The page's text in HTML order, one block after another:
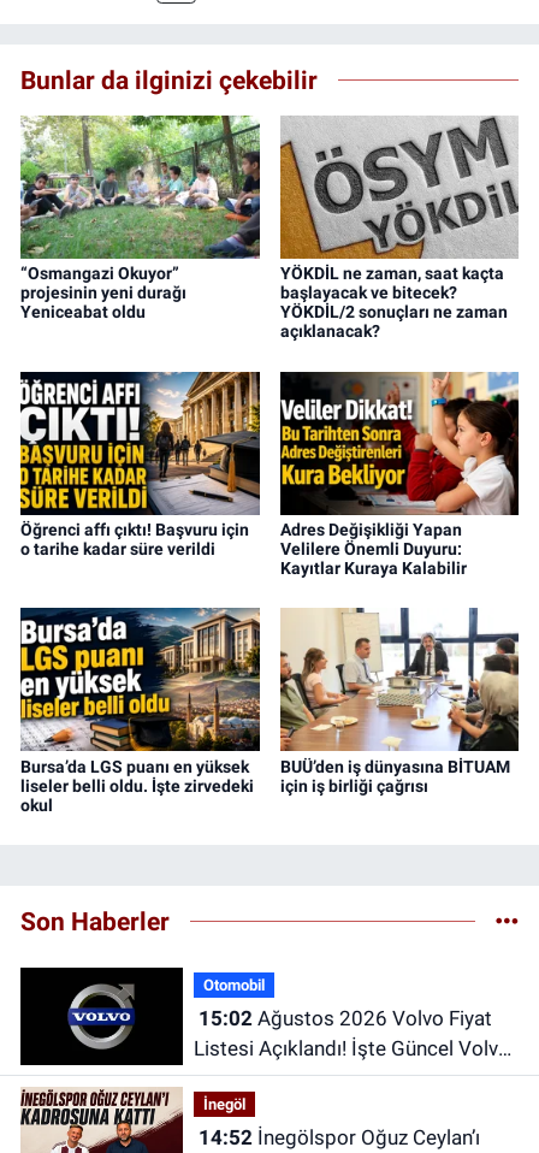
Genç Gazete'de okurlarımıza haber
Bunlar da ilginizi çekebilir
“Osmangazi Okuyor”
projesinin yeni durağı
Yeniceabat oldu
YÖKDİL ne zaman, saat kaçta
başlayacak ve bitecek?
YÖKDİL/2 sonuçları ne zaman
açıklanacak?
Öğrenci affı çıktı! Başvuru için
o tarihe kadar süre verildi
Adres Değişikliği Yapan
Velilere Önemli Duyuru:
Kayıtlar Kuraya Kalabilir
Bursa’da LGS puanı en yüksek
liseler belli oldu. İşte zirvedeki
okul
BUÜ’den iş dünyasına BİTUAM
için iş birliği çağrısı
Son Haberler
Otomobil
15:02Ağustos 2026 Volvo Fiyat
Listesi Açıklandı! İşte Güncel Volvo
Modellerinin Fiyatları
İnegöl
14:52İnegölspor Oğuz Ceylan’ı